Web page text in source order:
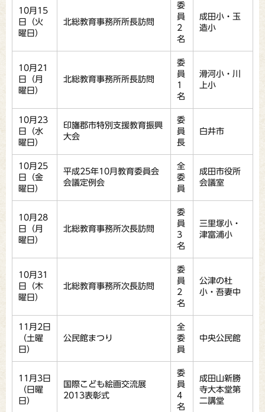
10月15
日（火
曜日）
北総教育事務所所長訪問
委
員
2
名
成田小・玉
造小
10月21
日（月
曜日）
北総教育事務所所長訪問
委
員
1
名
滑河小・川
上小
10月23
日（水
曜日）
印旛郡市特別支援教育振興
大会
委
員
長
白井市
10月25
日（金
曜日）
平成25年10月教育委員会
会議定例会
全
委
員
成田市役所
会議室
10月28
日（月
曜日）
北総教育事務所次長訪問
委
員
3
名
三里塚小・
津富浦小
10月31
日（木
曜日）
北総教育事務所次長訪問
委
員
2
名
公津の杜
小・吾妻中
11月2日
（土曜
日）
公民館まつり
全
委
員
中央公民館
11月3日
（日曜
日）
国際こども絵画交流展
2013表彰式
委
員
4
名
成田山新勝
寺大本堂第
二講堂